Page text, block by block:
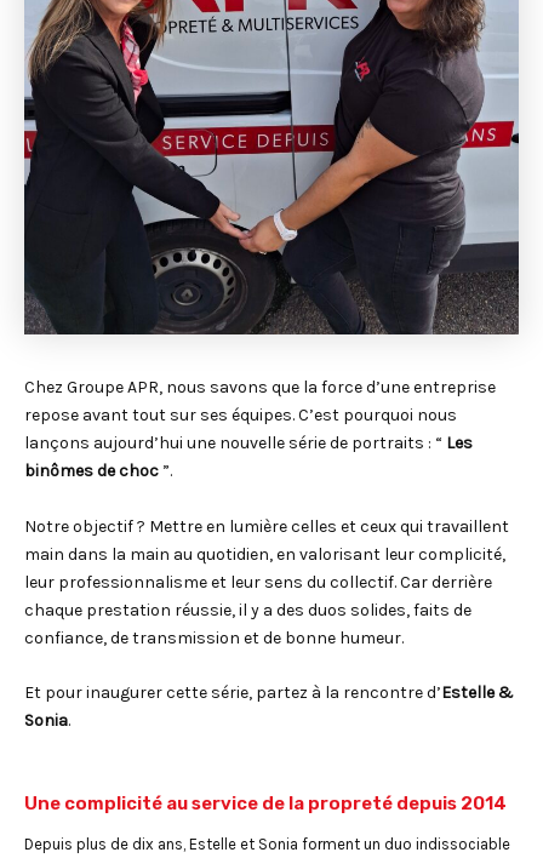
Chez Groupe APR, nous savons que la force d’une entreprise
repose avant tout sur ses équipes. C’est pourquoi nous
lançons aujourd’hui une nouvelle série de portraits : “ Les
binômes de choc ”.
Notre objectif ? Mettre en lumière celles et ceux qui travaillent
main dans la main au quotidien, en valorisant leur complicité,
leur professionnalisme et leur sens du collectif. Car derrière
chaque prestation réussie, il y a des duos solides, faits de
confiance, de transmission et de bonne humeur.
Et pour inaugurer cette série, partez à la rencontre d’Estelle &
Sonia.
Une complicité au service de la propreté depuis 2014
Depuis plus de dix ans, Estelle et Sonia forment un duo indissociable